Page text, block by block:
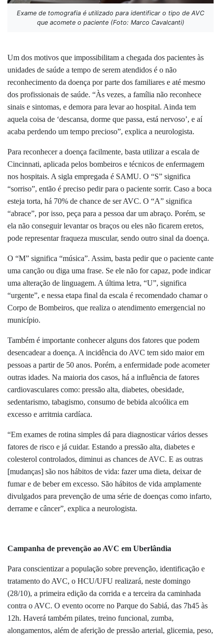
Exame de tomografia é utilizado para identificar o tipo de AVC
que acomete o paciente (Foto: Marco Cavalcanti)
Um dos motivos que impossibilitam a chegada dos pacientes às
unidades de saúde a tempo de serem atendidos é o não
reconhecimento da doença por parte dos familiares e até mesmo
dos profissionais de saúde. “Às vezes, a família não reconhece
sinais e sintomas, e demora para levar ao hospital. Ainda tem
aquela coisa de ‘descansa, dorme que passa, está nervoso’, e aí
acaba perdendo um tempo precioso”, explica a neurologista.
Para reconhecer a doença facilmente, basta utilizar a escala de
Cincinnati, aplicada pelos bombeiros e técnicos de enfermagem
nos hospitais. A sigla empregada é SAMU. O “S” significa
“sorriso”, então é preciso pedir para o paciente sorrir. Caso a boca
esteja torta, há 70% de chance de ser AVC. O “A” significa
“abrace”, por isso, peça para a pessoa dar um abraço. Porém, se
ela não conseguir levantar os braços ou eles não ficarem eretos,
pode representar fraqueza muscular, sendo outro sinal da doença.
O “M” significa “música”. Assim, basta pedir que o paciente cante
uma canção ou diga uma frase. Se ele não for capaz, pode indicar
uma alteração de linguagem. A última letra, “U”, significa
“urgente”, e nessa etapa final da escala é recomendado chamar o
Corpo de Bombeiros, que realiza o atendimento emergencial no
município.
Também é importante conhecer alguns dos fatores que podem
desencadear a doença. A incidência do AVC tem sido maior em
pessoas a partir de 50 anos. Porém, a enfermidade pode acometer
outras idades. Na maioria dos casos, há a influência de fatores
cardiovasculares como: pressão alta, diabetes, obesidade,
sedentarismo, tabagismo, consumo de bebida alcoólica em
excesso e arritmia cardíaca.
“Em exames de rotina simples dá para diagnosticar vários desses
fatores de risco e já cuidar. Estando a pressão alta, diabetes e
colesterol controlados, diminui as chances de AVC. E as outras
[mudanças] são nos hábitos de vida: fazer uma dieta, deixar de
fumar e de beber em excesso. São hábitos de vida amplamente
divulgados para prevenção de uma série de doenças como infarto,
derrame e câncer”, explica a neurologista.
Campanha de prevenção ao AVC em Uberlândia
Para conscientizar a população sobre prevenção, identificação e
tratamento do AVC, o HCU/UFU realizará, neste domingo
(28/10), a primeira edição da corrida e a terceira da caminhada
contra o AVC. O evento ocorre no Parque do Sabiá, das 7h45 às
12h. Haverá também pilates, treino funcional, zumba,
alongamentos, além de aferição de pressão arterial, glicemia, peso,